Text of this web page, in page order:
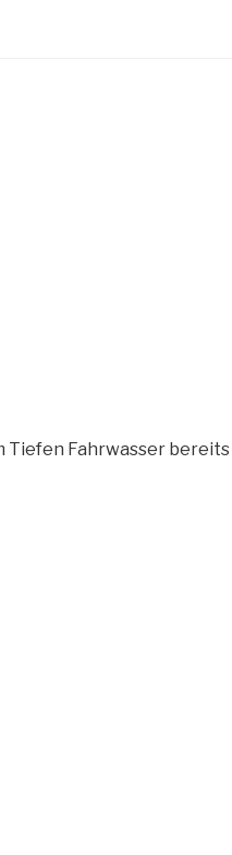
Fahrwasser